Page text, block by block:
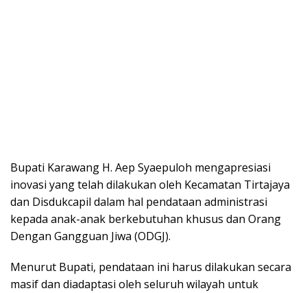
Bupati Karawang H. Aep Syaepuloh mengapresiasi
inovasi yang telah dilakukan oleh Kecamatan Tirtajaya
dan Disdukcapil dalam hal pendataan administrasi
kepada anak-anak berkebutuhan khusus dan Orang
Dengan Gangguan Jiwa (ODGJ).
Menurut Bupati, pendataan ini harus dilakukan secara
masif dan diadaptasi oleh seluruh wilayah untuk